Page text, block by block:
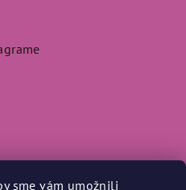
sme vám umožnili